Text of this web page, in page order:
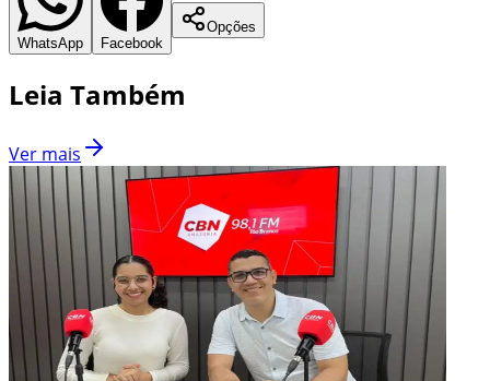
WhatsApp Facebook
Opções
Leia Também
Ver mais